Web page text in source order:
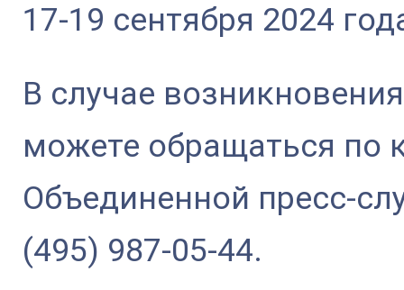
17-19 сентября 2024
В случае
можете обращаться по
Объединенной пресс-
(495) 987-05-44.